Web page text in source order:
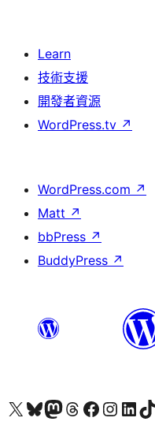
Learn
技術支援
開發者資源
WordPress.tv ↗
WordPress.com ↗
Matt ↗
bbPress ↗
BuddyPress ↗
查看我們的 X (之前的 Twitter) 帳號造訪我們的 Bluesky 帳號造訪我們的 Mastodon 帳號造訪我們的 Threads 帳號 造訪我們的 Facebook 粉絲專頁Visit our Instagram
Visit our造訪我們的